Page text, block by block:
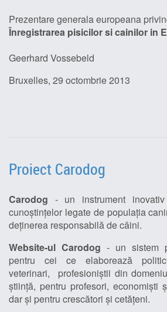
Prezentare generala europeana
Înregistrarea pisicilor si cainilor in
Geerhard Vossebeld
Bruxelles, 29 octombrie 2013
Proiect Carodog
Carodog - un instrument
cunoştinţelor legate de populaţia
deţinerea responsabilă de câini.
Website-ul Carodog - un sistem
pentru cei ce elaborează
veterinari, profesioniştii din
ştiinţă, pentru profesori, economişti
dar şi pentru crescători şi cetăţeni.